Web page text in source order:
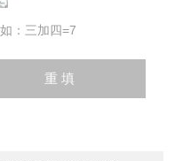
：三加四=7